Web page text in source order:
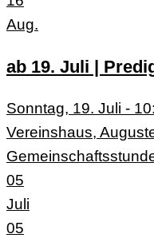
Aug.
ab 19. Juli |
Sonntag, 19. Juli -
Vereinshaus,
05
Juli
05